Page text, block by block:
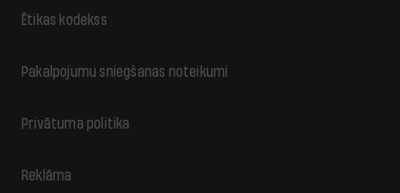
Ētikas kodekss
Pakalpojumu sniegšanas noteikumi
Privātuma politika
Reklāma